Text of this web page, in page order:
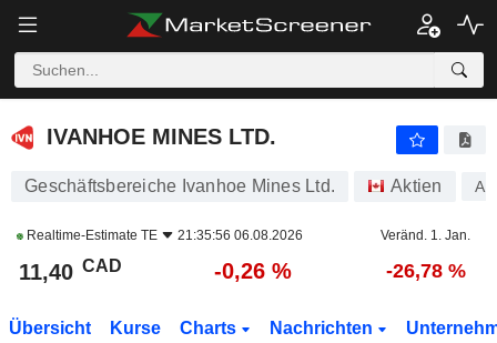
IVANHOE MINES LTD.
IVANHOE MINES LTD.
Geschäftsbereiche Ivanhoe Mines Ltd. Aktien
Realtime-Estimate TE 21:35:56 06.08.2026 Veränd. 1. Jan.
11,40 CAD -0,26 % -26,78 %
Übersicht Kurse Charts Nachrichten